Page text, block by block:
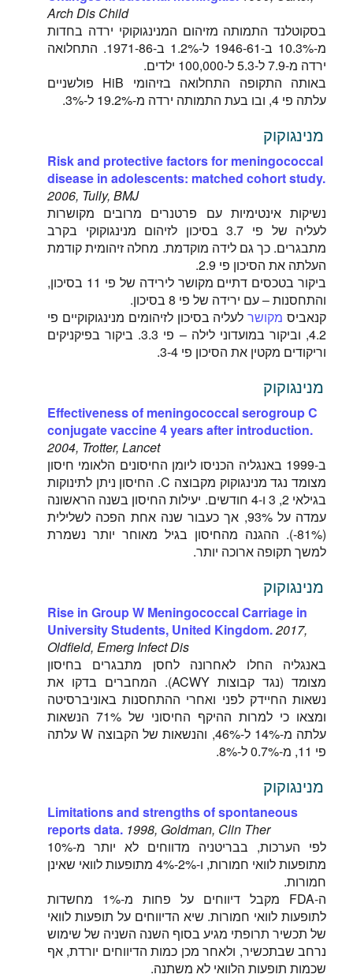
Arch Dis Child
בסקוטלנד התמותה מזיהום המנינגוקוקי ירדה בחדות
מ-10.3% ב-1946-61 ל-1.2% ב-1971-86. התחלואה
ירדה מ-7.9 ל-5.3 ל-100,000 ילדים.
באותה התקופה התחלואה בזיהומי HiB פולשניים
עלתה פי 4, ובו בעת התמותה ירדה מ-19.2% ל-3%.
מנינגוקוק
Risk and protective factors for meningococcal
disease in adolescents: matched cohort study.
2006, Tully, BMJ
נשיקות אינטימיות עם פרטנרים מרובים מקושרות
לעליה של פי 3.7 בסיכון לזיהום מנינגוקוקי בקרב
מתבגרים. כך גם לידה מוקדמת. מחלה זיהומית קודמת
העלתה את הסיכון פי 2.9.
ביקור בטכסים דתיים מקושר לירידה של פי 11 בסיכון,
והתחסנות – עם ירידה של פי 8 בסיכון.
קנאביס מקושרלעליה בסיכון לזיהומים מנינגוקוקיים פי
4.2, וביקור במועדוני לילה – פי 3.3. ביקור בפיקניקים
וריקודים מקטין את הסיכון פי 3-4.
מנינגוקוק
Effectiveness of meningococcal serogroup C
conjugate vaccine 4 years after introduction.
2004, Trotter, Lancet
ב-1999 באנגליה הכניסו ליומן החיסונים הלאומי חיסון
מצומד נגד מנינגוקוק מקבוצה C. החיסון ניתן לתינוקות
בגילאי 2, 3 ו-4 חודשים. יעילות החיסון בשנה הראשונה
עמדה על 93%, אך כעבור שנה אחת הפכה לשלילית
(81%-). ההגנה מהחיסון בגיל מאוחר יותר נשמרת
למשך תקופה ארוכה יותר.
מנינגוקוק
Rise in Group W Meningococcal Carriage in
University Students, United Kingdom.2017,
Oldfield, Emerg Infect Dis
באנגליה החלו לאחרונה לחסן מתבגרים בחיסון
מצומד (נגד קבוצות ACWY). המחברים בדקו את
נשאות החיידק לפני ואחרי ההתחסנות באוניברסיטה
ומצאו כי למרות ההיקף החיסוני של 71% הנשאות
עלתה מ-14% ל-46%, והנשאות של הקבוצה W עלתה
פי 11, מ-0.7% ל-8%.
מנינגוקוק
Limitations and strengths of spontaneous
reports data. 1998, Goldman, Clin Ther
לפי הערכות, בבריטניה מדווחים לא יותר מ-10%
מתופעות לוואי חמורות, ו-2%-4% מתופעות לוואי שאינן
חמורות.
ה-FDA מקבל דיווחים על פחות מ-1% מחשדות
לתופעות לוואי חמורות. שיא הדיווחים על תופעות לוואי
של תכשיר תרופתי מגיע בסוף השנה השניה של שימוש
נרחב שבתכשיר, ולאחר מכן כמות הדיווחים יורדת, אף
שכמות תופעות הלוואי לא משתנה.